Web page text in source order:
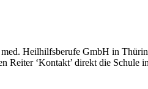
Heilhilfsberufe GmbH in
Reiter ‘Kontakt’ direkt die